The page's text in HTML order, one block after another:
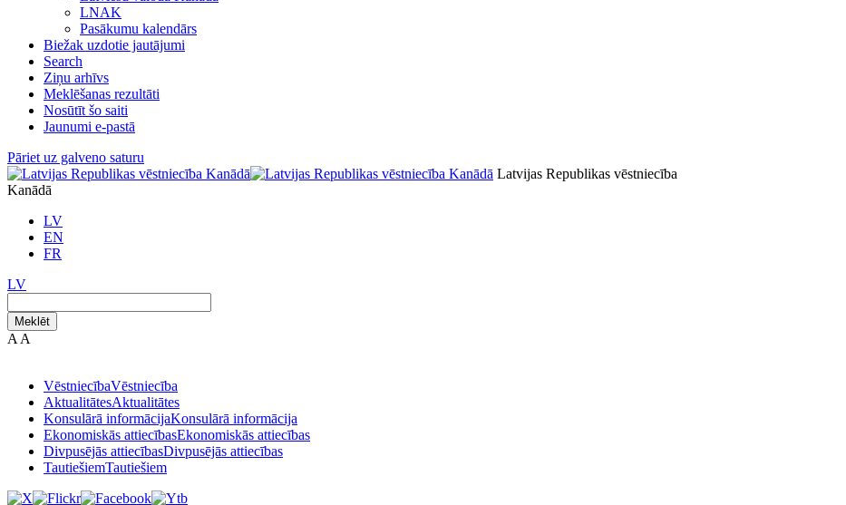
LNAK
Pasākumu kalendārs
Biežak uzdotie jautājumi
Search
Ziņu arhīvs
Meklēšanas rezultāti
Nosūtīt šo saiti
Jaunumi e-pastā
Pāriet uz galveno saturu
Latvijas Republikas vēstniecība
Kanādā
LV
EN
FR
LV
Meklēt
A A
VēstniecībaVēstniecība
AktualitātesAktualitātes
Konsulārā informācijaKonsulārā informācija
Ekonomiskās attiecībasEkonomiskās attiecības
Divpusējās attiecībasDivpusējās attiecības
TautiešiemTautiešiem